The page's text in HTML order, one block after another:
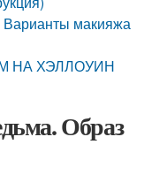
Варианты макияжа
НА ХЭЛЛОУИН
Образ